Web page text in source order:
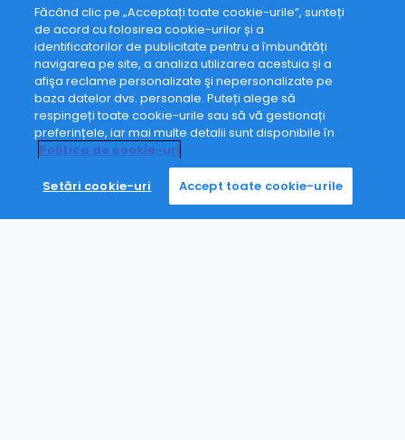
Făcând clic pe „Acceptați toate cookie-urile”, sunteți
de acord cu folosirea cookie-urilor și a
identificatorilor de publicitate pentru a îmbunătăți
navigarea pe site, a analiza utilizarea acestuia și a
afişa reclame personalizate şi nepersonalizate pe
baza datelor dvs. personale. Puteți alege să
respingeți toate cookie-urile sau să vă gestionați
preferințele, iar mai multe detalii sunt disponibile în
Politica de cookie-uri
Setări cookie-uri Accept toate cookie-urile